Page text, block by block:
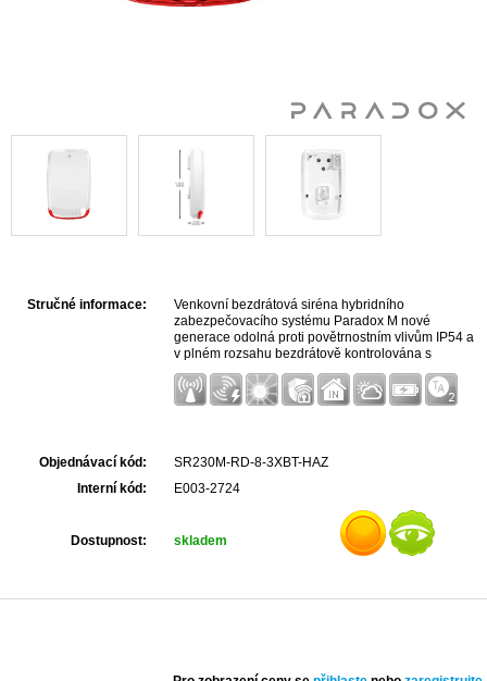
Stručné informace:
Venkovní bezdrátová siréna hybridního
zabezpečovacího systému Paradox M nové
generace odolná proti povětrnostním vlivům IP54 a
v plném rozsahu bezdrátově kontrolována s
vestavěnou světelnou signalizací a bezdrátovým
vysílačem.
Objednávací kód:
SR230M-RD-8-3XBT-HAZ
Interní kód:
E003-2724
Dostupnost: skladem